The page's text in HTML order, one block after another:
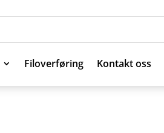
Filoverføring Kontakt oss
Filoverføring Kontakt oss